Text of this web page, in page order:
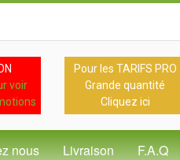
voir
Pour les TARIFS PRO
Grande quantité
Cliquez ici
nous Livraison F.A.Q